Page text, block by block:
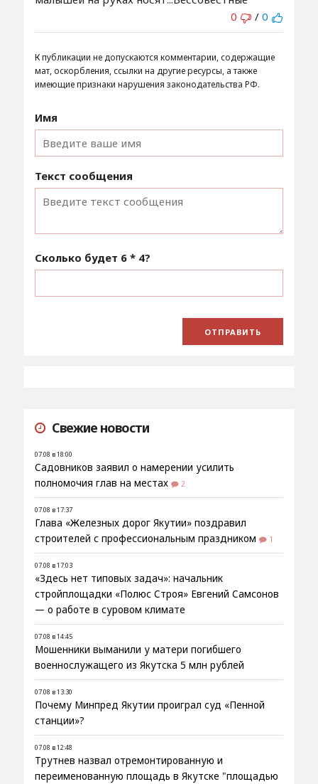
0
/ 0
К публикации не допускаются комментарии, содержащие
мат, оскорбления, ссылки на другие ресурсы, а также
имеющие признаки нарушения законодательства РФ.
Имя
Текст сообщения
Сколько будет 6 * 4?
Свежие новости
07.08 в 18:00
Садовников заявил о намерении усилить
полномочия глав на местах
2
07.08 в 17:37
Глава «Железных дорог Якутии» поздравил
строителей с профессиональным праздником
1
07.08 в 17:03
«Здесь нет типовых задач»: начальник
стройплощадки «Полюс Строя» Евгений Самсонов
— о работе в суровом климате
07.08 в 14:45
Мошенники выманили у матери погибшего
военнослужащего из Якутска 5 млн рублей
07.08 в 13:30
Почему Минпред Якутии проиграл суд «Пенной
станции»?
07.08 в 12:48
Трутнев назвал отремонтированную и
переименованную площадь в Якутске "площадью